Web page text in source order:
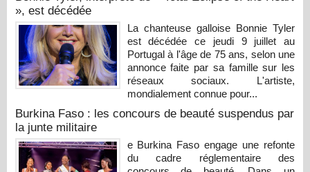
», est décédée
La chanteuse galloise Bonnie Tyler
est décédée ce jeudi 9 juillet au
Portugal à l'âge de 75 ans, selon une
annonce faite par sa famille sur les
réseaux sociaux. L'artiste,
mondialement connue pour...
Burkina Faso : les concours de beauté suspendus par
la junte militaire
e Burkina Faso engage une refonte
du cadre réglementaire des